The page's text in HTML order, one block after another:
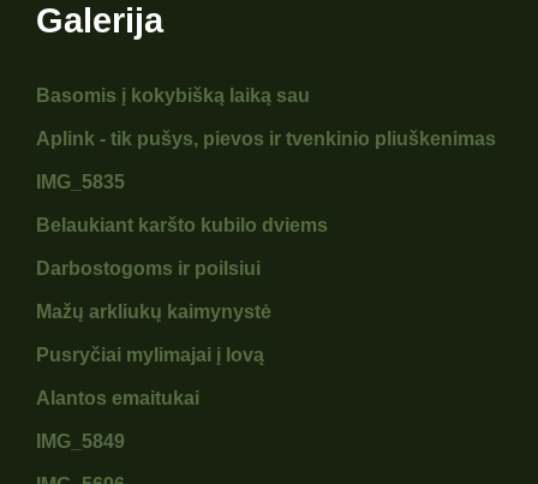
Galerija
Basomis į kokybišką laiką sau
Aplink - tik pušys, pievos ir tvenkinio pliuškenimas
IMG_5835
Belaukiant karšto kubilo dviems
Darbostogoms ir poilsiui
Mažų arkliukų kaimynystė
Pusryčiai mylimajai į lovą
Alantos emaitukai
IMG_5849